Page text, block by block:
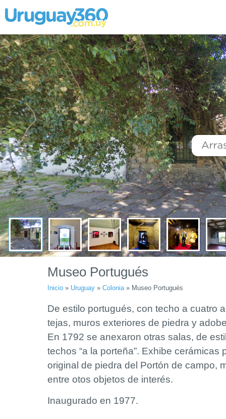
Museo Portugués
Inicio » Uruguay » Colonia» Museo Portugués
De estilo portugués, con techo a cuatro
tejas, muros exteriores de piedra y
En 1792 se anexaron otras salas, de
techos “a la porteña”. Exhibe cerámicas
original de piedra del Portón de campo,
entre otos objetos de interés.
Inaugurado en 1977.